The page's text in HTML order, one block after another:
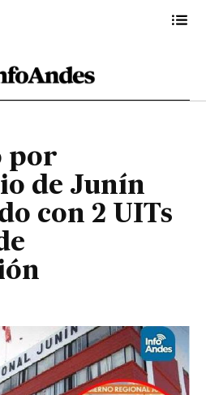
con 2 UITs por
DE 2023
por
de Junín
con 2 UITs